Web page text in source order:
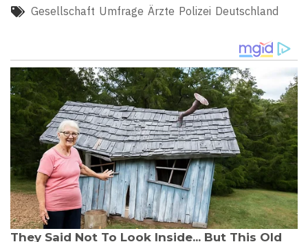
Gesellschaft Umfrage Ärzte Polizei Deutschland